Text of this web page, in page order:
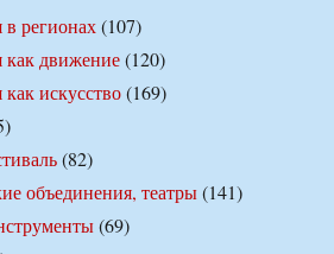
в регионах(107)
как движение(120)
искусство(169)
(82)
объединения, театры(141)
(69)